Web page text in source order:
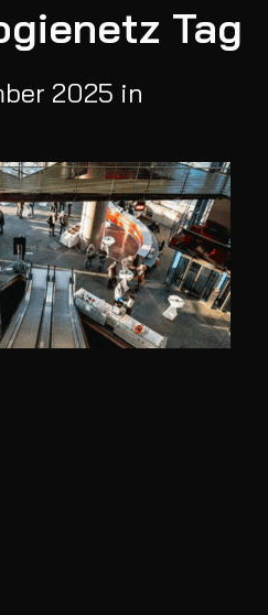
Tag
2025 in